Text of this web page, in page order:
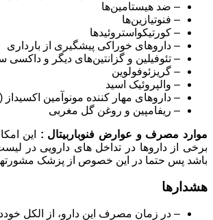
– ‏‏‌ضد هیستامین‌ها
– فنوتیازین‌ها
– کورتیکواستروئیدها
– داروهای خوراکی پیشگیری از بارداری
– تئوفیلین و گزانتین‌های دیگر و داکسی
– گریزئوفولوین
– والپروئیک اسید
– داروهای مهار کننده مونوآمین اکسیداز (‏MAO‏) و فنی توئین‌
– ریفامپین و روغن گل مغربی
موارد مصرف و عوارض فنوباربیتال :
این
برخی از داروها در تداخل های دارویی در
باشد پس حتما در این خصوص از پزشک
هشدارها
– در زمان مصرف این دارو، از الکل